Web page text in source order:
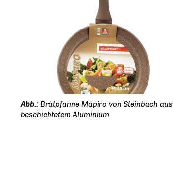
Bratpfanne Mapiro von Steinbach aus
beschichtetem Aluminium